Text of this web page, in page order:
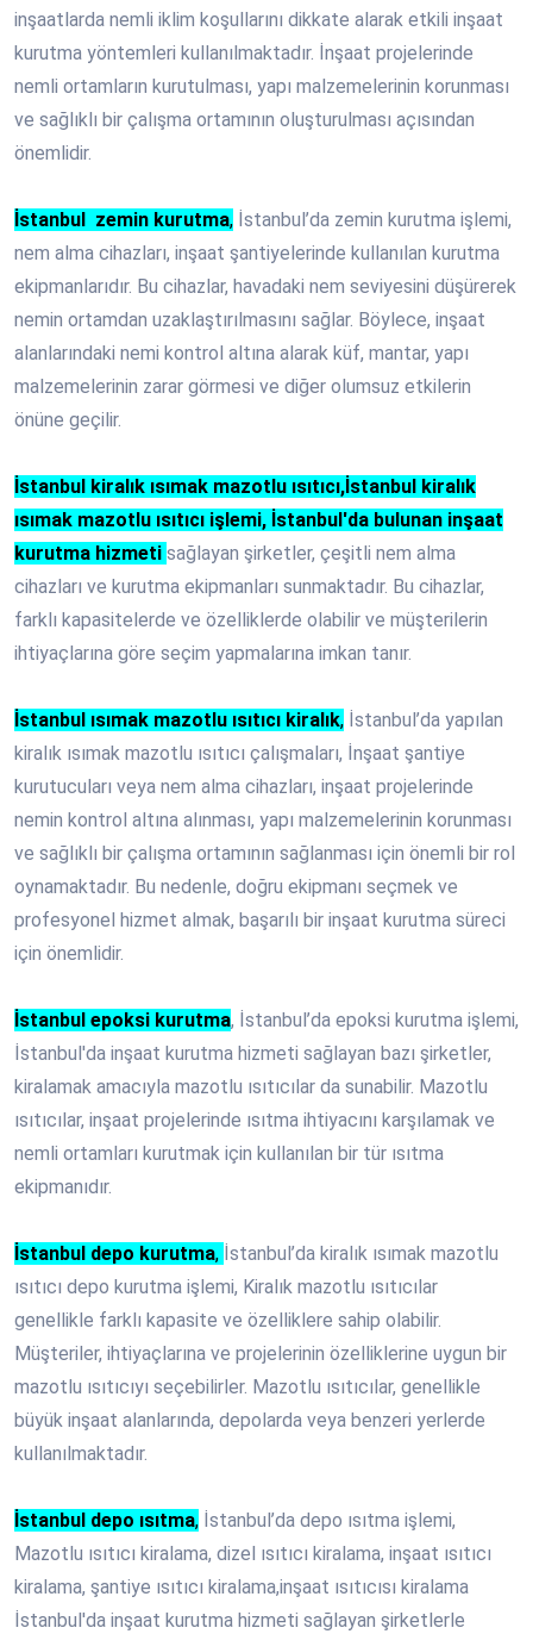
inşaatlarda nemli iklim koşullarını dikkate alarak etkili inşaat
kurutma yöntemleri kullanılmaktadır. İnşaat projelerinde
nemli ortamların kurutulması, yapı malzemelerinin korunması
ve sağlıklı bir çalışma ortamının oluşturulması açısından
önemlidir.
İstanbul zemin kurutma, İstanbul’da zemin kurutma işlemi,
nem alma cihazları, inşaat şantiyelerinde kullanılan kurutma
ekipmanlarıdır. Bu cihazlar, havadaki nem seviyesini düşürerek
nemin ortamdan uzaklaştırılmasını sağlar. Böylece, inşaat
alanlarındaki nemi kontrol altına alarak küf, mantar, yapı
malzemelerinin zarar görmesi ve diğer olumsuz etkilerin
önüne geçilir.
İstanbul kiralık ısımak mazotlu ısıtıcı,İstanbul kiralık
ısımak mazotlu ısıtıcı işlemi, İstanbul'da bulunan inşaat
kurutma hizmeti sağlayan şirketler, çeşitli nem alma
cihazları ve kurutma ekipmanları sunmaktadır. Bu cihazlar,
farklı kapasitelerde ve özelliklerde olabilir ve müşterilerin
ihtiyaçlarına göre seçim yapmalarına imkan tanır.
İstanbul ısımak mazotlu ısıtıcı kiralık, İstanbul’da yapılan
kiralık ısımak mazotlu ısıtıcı çalışmaları, İnşaat şantiye
kurutucuları veya nem alma cihazları, inşaat projelerinde
nemin kontrol altına alınması, yapı malzemelerinin korunması
ve sağlıklı bir çalışma ortamının sağlanması için önemli bir rol
oynamaktadır. Bu nedenle, doğru ekipmanı seçmek ve
profesyonel hizmet almak, başarılı bir inşaat kurutma süreci
için önemlidir.
İstanbul epoksi kurutma, İstanbul’da epoksi kurutma işlemi,
İstanbul'da inşaat kurutma hizmeti sağlayan bazı şirketler,
kiralamak amacıyla mazotlu ısıtıcılar da sunabilir. Mazotlu
ısıtıcılar, inşaat projelerinde ısıtma ihtiyacını karşılamak ve
nemli ortamları kurutmak için kullanılan bir tür ısıtma
ekipmanıdır.
İstanbul depo kurutma, İstanbul’da kiralık ısımak mazotlu
ısıtıcı depo kurutma işlemi, Kiralık mazotlu ısıtıcılar
genellikle farklı kapasite ve özelliklere sahip olabilir.
Müşteriler, ihtiyaçlarına ve projelerinin özelliklerine uygun bir
mazotlu ısıtıcıyı seçebilirler. Mazotlu ısıtıcılar, genellikle
büyük inşaat alanlarında, depolarda veya benzeri yerlerde
kullanılmaktadır.
İstanbul depo ısıtma, İstanbul’da depo ısıtma işlemi,
Mazotlu ısıtıcı kiralama, dizel ısıtıcı kiralama, inşaat ısıtıcı
kiralama, şantiye ısıtıcı kiralama,inşaat ısıtıcısı kiralama
İstanbul'da inşaat kurutma hizmeti sağlayan şirketlerle